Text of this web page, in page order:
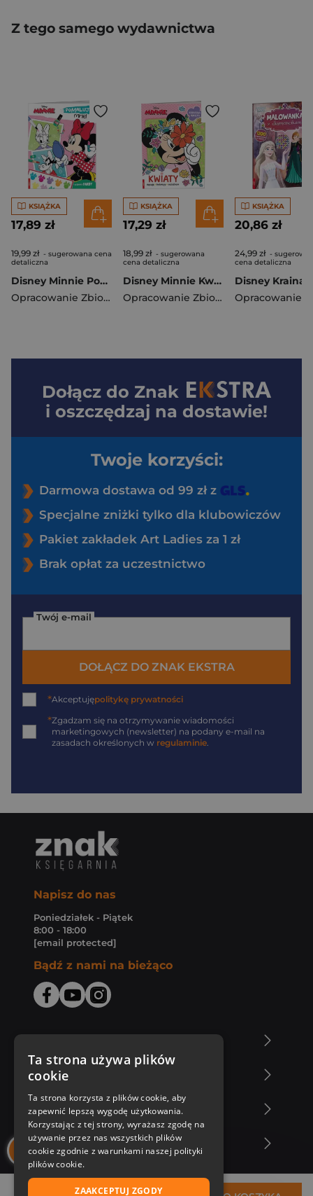
Z tego samego wydawnictwa
KSIĄŻKA
17,89 zł
19,99 zł - sugerowana cena
detaliczna
Disney Minnie Pomaluj mnie! MAK-9103
Opracowanie Zbiorowe
KSIĄŻKA
17,29 zł
18,99 zł - sugerowana
cena detaliczna
Disney Minnie Kwiaty KWI-9102
Opracowanie Zbiorowe
KSIĄŻKA
20,86 zł
24,99 zł -
cena detaliczna
Dołącz do Znak
i oszczędzaj na dostawie!
Twoje korzyści:
Darmowa dostawa od 99 zł z
Specjalne zniżki tylko dla klubowiczów
Pakiet zakładek Art Ladies za 1 zł
Brak opłat za uczestnictwo
Twój e-mail
DOŁĄCZ DO ZNAK EKSTRA
*Akceptujępolitykę prywatności
*Zgadzam się na otrzymywanie wiadomości
marketingowych (newsletter) na podany e-mail na
zasadach określonych w regulaminie.
Napisz do nas
Poniedziałek - Piątek
8:00 - 18:00
[email protected]
Bądź z nami na bieżąco
Zakupy u nas
Nasza oferta
Nasi autorzy
Ta strona używa plików
cookie
Ta strona korzysta z plików cookie, aby
zapewnić lepszą wygodę użytkowania.
Korzystając z tej strony, wyrażasz zgodę na
używanie przez nas wszystkich plików
cookie zgodnie z warunkami naszej polityki
plików cookie.
ZAAKCEPTUJ ZGODY